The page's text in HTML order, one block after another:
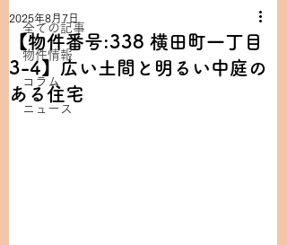
全ての記事
物件情報
コラム
ニュース
【物件番号:338 横田町一丁目
3-4】広い土間と明るい中庭の
ある住宅
2025年8月7日